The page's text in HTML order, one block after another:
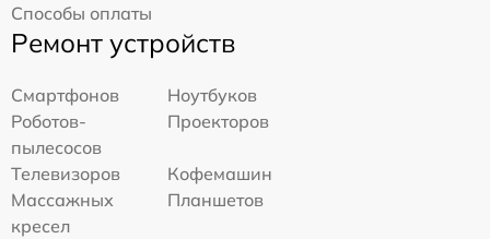
Способы оплаты
Ремонт устройств
Смартфонов
Ноутбуков
Роботов-
пылесосов
Проекторов
Телевизоров
Кофемашин
Массажных
кресел
Планшетов